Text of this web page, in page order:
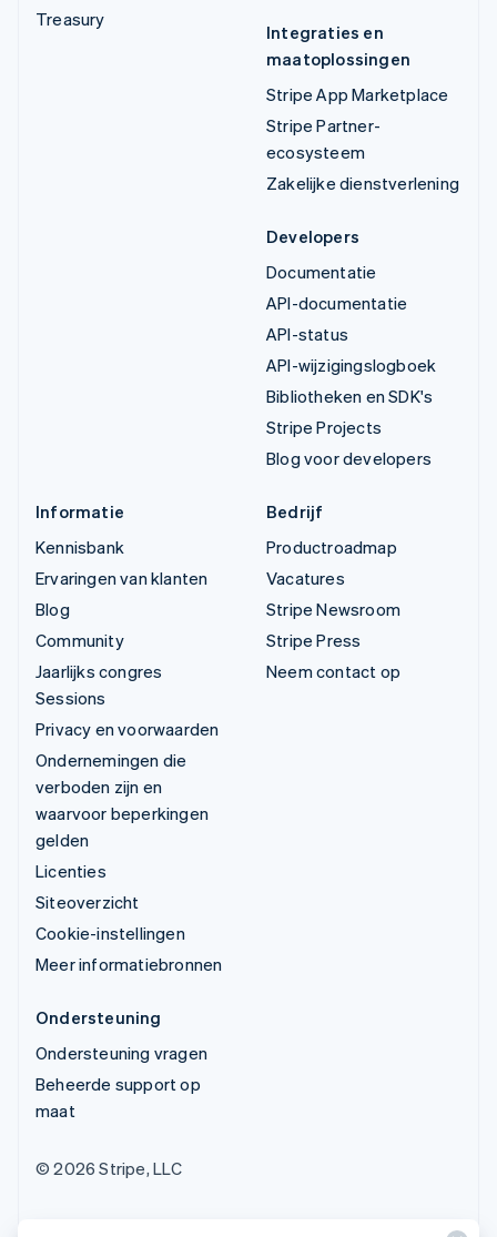
Treasury
Integraties en
maatoplossingen
Stripe App Marketplace
Stripe Partner-
ecosysteem
Zakelijke dienstverlening
Developers
Documentatie
API-documentatie
API-status
API-wijzigingslogboek
Bibliotheken en SDK's
Stripe Projects
Blog voor developers
Informatie
Kennisbank
Ervaringen van klanten
Blog
Community
Jaarlijks congres
Sessions
Privacy en voorwaarden
Ondernemingen die
verboden zijn en
waarvoor beperkingen
gelden
Licenties
Siteoverzicht
Cookie-instellingen
Meer informatiebronnen
Bedrijf
Productroadmap
Vacatures
Stripe Newsroom
Stripe Press
Neem contact op
Ondersteuning
Ondersteuning vragen
Beheerde support op
maat
© 2026 Stripe, LLC